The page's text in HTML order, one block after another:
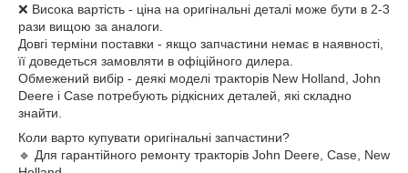
❌ Висока вартість - ціна на оригінальні деталі може бути в 2-3
рази вищою за аналоги.
Довгі терміни поставки - якщо запчастини немає в наявності,
її доведеться замовляти в офіційного дилера.
Обмежений вибір - деякі моделі тракторів New Holland, John
Deere і Case потребують рідкісних деталей, які складно
знайти.
Коли варто купувати оригінальні запчастини?
🔹 Для гарантійного ремонту тракторів John Deere, Case, New